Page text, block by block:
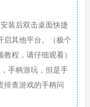
装后双击桌面快捷
启其他平台。（极个
程，请仔细观看）
手柄游玩，但是手
排查游戏的手柄问